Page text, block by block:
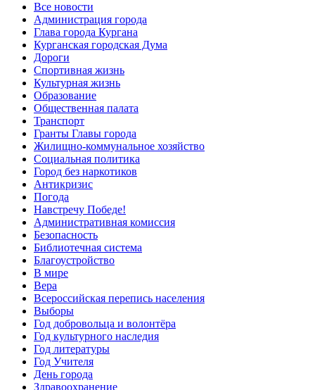
Все новости
Администрация города
Глава города Кургана
Курганская городская Дума
Дороги
Спортивная жизнь
Культурная жизнь
Образование
Общественная палата
Транспорт
Гранты Главы города
Жилищно-коммунальное хозяйство
Социальная политика
Город без наркотиков
Антикризис
Погода
Навстречу Победе!
Административная комиссия
Безопасность
Библиотечная система
Благоустройство
В мире
Вера
Всероссийская перепись населения
Выборы
Год добровольца и волонтёра
Год культурного наследия
Год литературы
Год Учителя
День города
Здравоохранение